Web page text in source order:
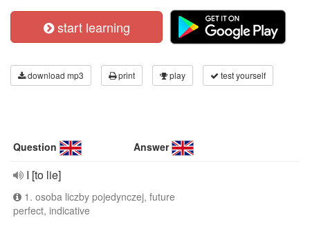
start learning
download mp3 print play test yourself
Question Answer
I [to lie]
1. osoba liczby pojedynczej, future
perfect, indicative